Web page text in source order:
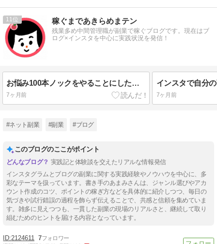
11 稼ぐまであきらめまテン
残業多め中間管理職が副業で稼ぐブログです。現在はブ
ログ×インスタを中心に実践状況を発信！
お悩み100本ノックをやることにしたお話
7ヶ月前 7ヶ月前
#ネット副業 #副業 #ブログ
このブログのここがポイント
実践記と体験談を交えたリアルな情報発信
インスタグラムとブログの副業に関する実践経験やノウハウを中心に、多
彩なテーマを扱っています。書き手のあまみさんは、ジャンル選びやアカ
ウント作成のコツ、ポイントの稼ぎ方などを具体的に紹介しつつ、毎日の
気づきや試行錯誤の過程を飾らず伝えることで、共感と信頼を集めていま
す。雑多に見えつつも、一貫した副業の現場のリアルさと、継続して取り
組むためのヒントを届ける内容となっています。
2124611 7